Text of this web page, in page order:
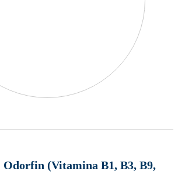
Odorfin (Vitamina B1, B3, B9,